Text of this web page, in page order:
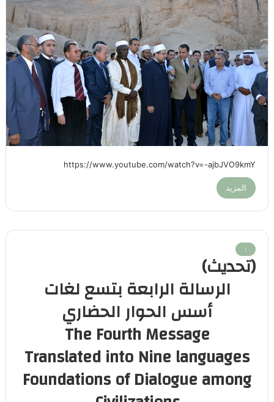
https://www.youtube.com/watch?v=-ajbJVO9kmY
المزيد
:
(تحديث)
الرسالة الرابعة بتسع لغات
أسس الحوار الحضاري
The Fourth Message
Translated into Nine languages
Foundations of Dialogue among